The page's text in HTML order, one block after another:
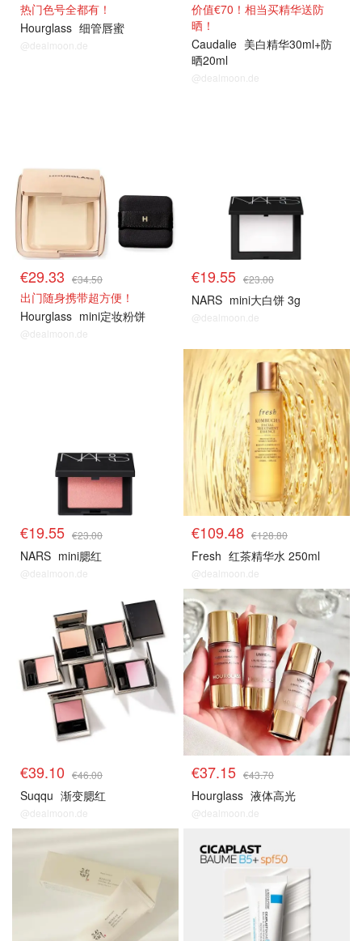
热门色号全都有！
Hourglass 细管唇蜜
@dealmoon.de
价值€70！相当买精华送防
晒！
Caudalie 美白精华30ml+防
晒20ml
@dealmoon.de
€29.33 €34.50
出门随身携带超方便！
Hourglass mini定妆粉饼
@dealmoon.de
€19.55 €23.00
NARS mini大白饼 3g
@dealmoon.de
€19.55 €23.00
NARS mini腮红
@dealmoon.de
€109.48 €128.80
Fresh 红茶精华水 250ml
@dealmoon.de
€39.10 €46.00
Suqqu 渐变腮红
@dealmoon.de
€37.15 €43.70
Hourglass 液体高光
@dealmoon.de